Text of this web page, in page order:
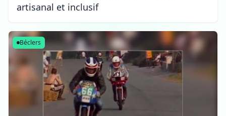
artisanal et inclusif
Béclers